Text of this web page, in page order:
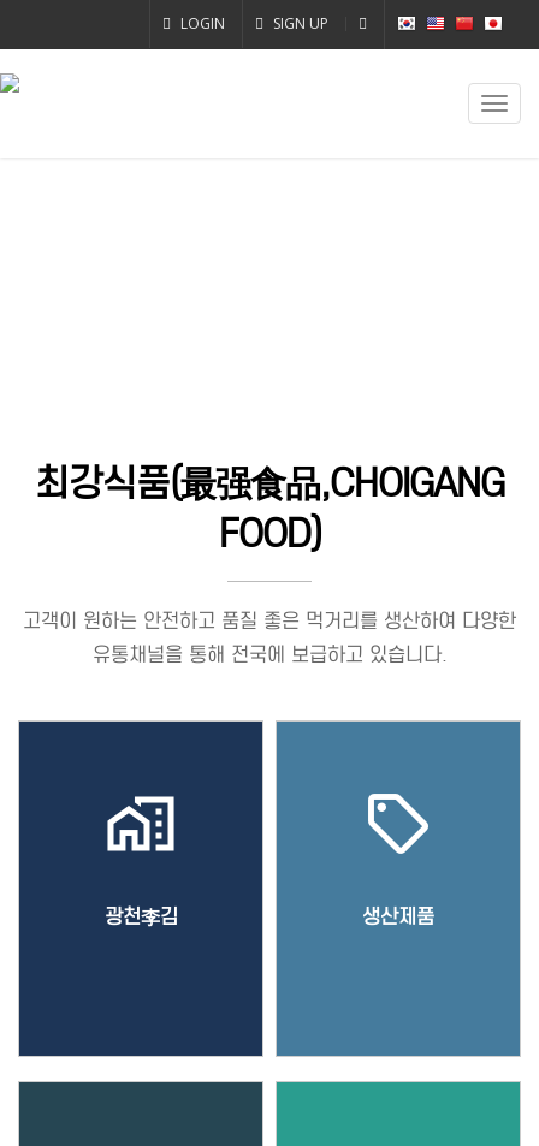
LOGIN SIGN UP
최강식품(最强食品,CHOIGANG
FOOD)
고객이 원하는 안전하고 품질 좋은 먹거리를 생산하여 다양한
유통채널을 통해 전국에 보급하고 있습니다.
maps_home_work
광천李김
sell
생산제품